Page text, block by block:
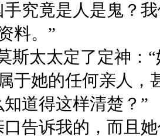
竟是人是鬼？我
料。”
太太定了定神：“
于她的任何亲人
道得这样清楚？”
诉我的，而且她